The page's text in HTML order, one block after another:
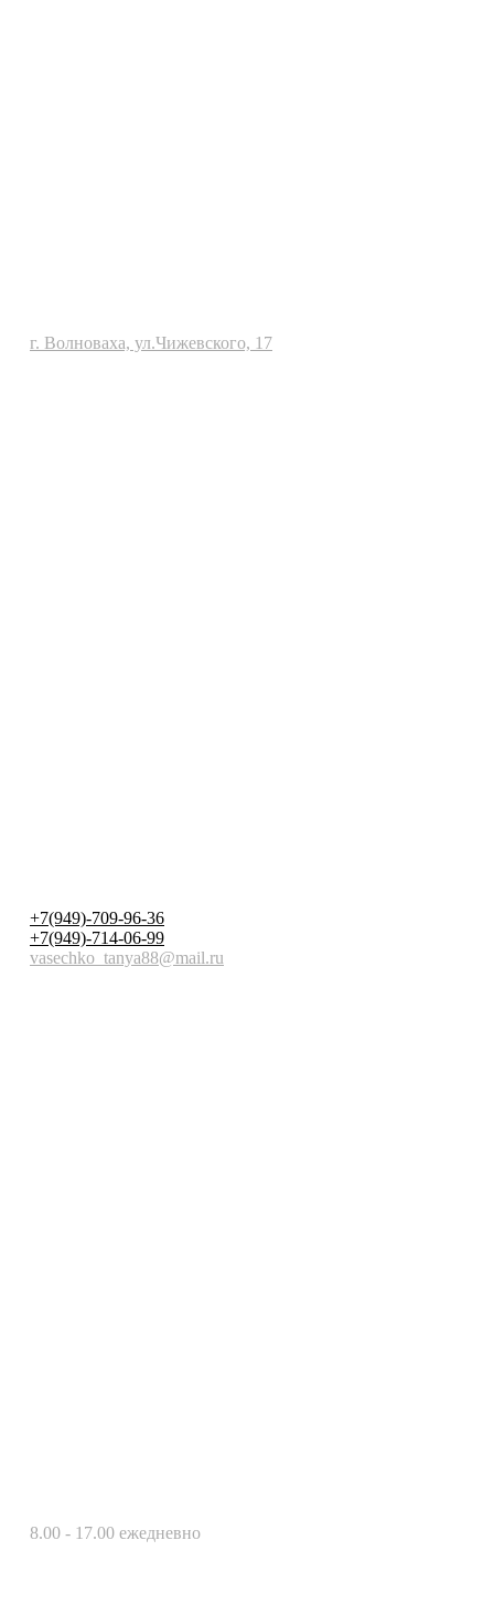
г. Волноваха, ул.Чижевского, 17
+7(949)-709-96-36
+7(949)-714-06-99
vasechko_tanya88@mail.ru
8.00 - 17.00 ежедневно